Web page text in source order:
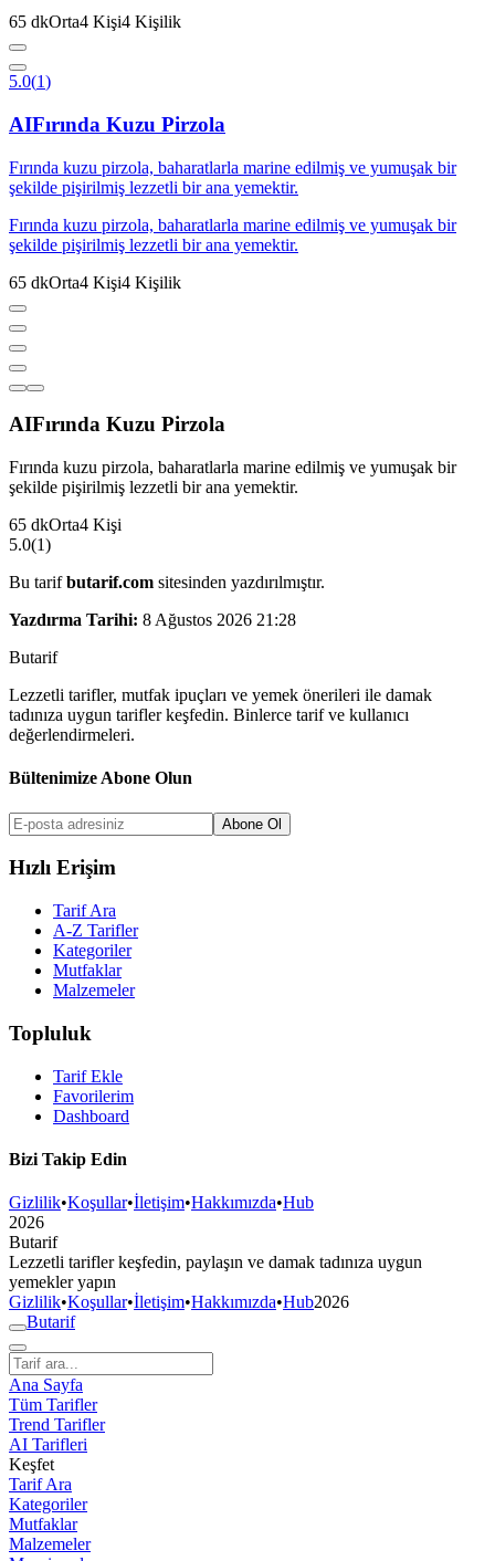
65 dkOrta4 Kişi4 Kişilik
5.0(1)
AIFırında Kuzu Pirzola
Fırında kuzu pirzola, baharatlarla marine edilmiş ve yumuşak bir
şekilde pişirilmiş lezzetli bir ana yemektir.
Fırında kuzu pirzola, baharatlarla marine edilmiş ve yumuşak bir
şekilde pişirilmiş lezzetli bir ana yemektir.
65 dkOrta4 Kişi4 Kişilik
AIFırında Kuzu Pirzola
Fırında kuzu pirzola, baharatlarla marine edilmiş ve yumuşak bir
şekilde pişirilmiş lezzetli bir ana yemektir.
65 dkOrta4 Kişi
5.0(1)
Bu tarifbutarif.com sitesinden yazdırılmıştır.
Yazdırma Tarihi: 8 Ağustos 2026 21:28
Butarif
Lezzetli tarifler, mutfak ipuçları ve yemek önerileri ile damak
tadınıza uygun tarifler keşfedin. Binlerce tarif ve kullanıcı
değerlendirmeleri.
Bültenimize Abone Olun
Abone Ol
Hızlı Erişim
Tarif Ara
A-Z Tarifler
Kategoriler
Mutfaklar
Malzemeler
Topluluk
Tarif Ekle
Favorilerim
Dashboard
Bizi Takip Edin
Gizlilik•Koşullar•İletişim•Hakkımızda•Hub
2026
Butarif
Lezzetli tarifler keşfedin, paylaşın ve damak tadınıza uygun
yemekler yapın
Gizlilik•Koşullar•İletişim•Hakkımızda•Hub2026
Butarif
Ana Sayfa
Tüm Tarifler
Trend Tarifler
AI Tarifleri
Keşfet
Tarif Ara
Kategoriler
Mutfaklar
Malzemeler